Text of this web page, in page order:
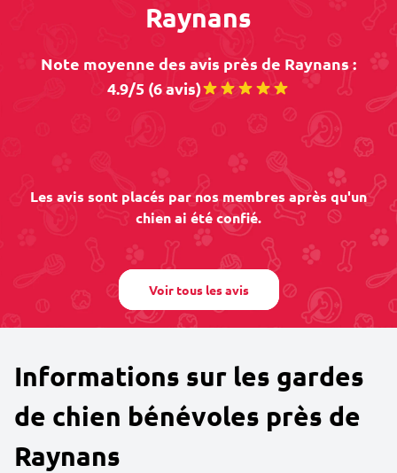
Raynans
Note moyenne des avis près de Raynans :
4.9/5 (6 avis)
Les avis sont placés par nos membres après qu'un
chien ai été confié.
Voir tous les avis
Informations sur les gardes
de chien bénévoles près de
Raynans